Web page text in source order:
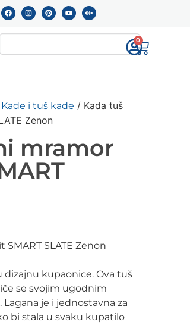
0
Kade i tuš kade / Kada tuš
Zenon
mramor
SLATE Zenon
dizajnu kupaonice. Ova tuš
se svojim ugodnim
je i jednostavna za
bi stala u svaku kupatilo